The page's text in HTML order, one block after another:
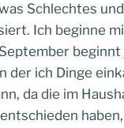
Schlechtes
Ich beginne
beginnt
der ich Dinge
da die im
haben,